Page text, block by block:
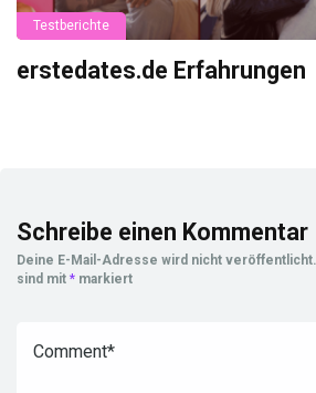
Testberichte
erstedates.de Erfahrungen
Schreibe einen Kommentar
Deine E-Mail-Adresse wird nicht veröffentlicht.
sind mit * markiert